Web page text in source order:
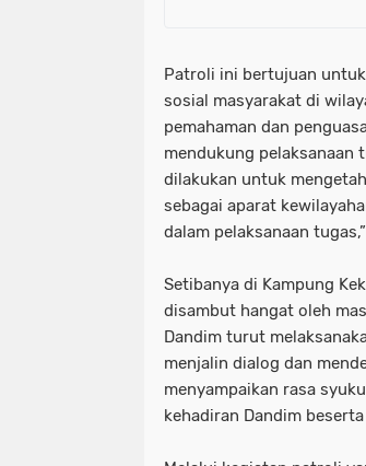
Patroli ini bertujuan
sosial masyarakat di
pemahaman dan
mendukung pelaksanaan
dilakukan untuk
sebagai aparat
dalam pelaksanaan
Setibanya di Kampung
disambut hangat oleh
Dandim turut
menjalin dialog dan
menyampaikan rasa
kehadiran Dandim